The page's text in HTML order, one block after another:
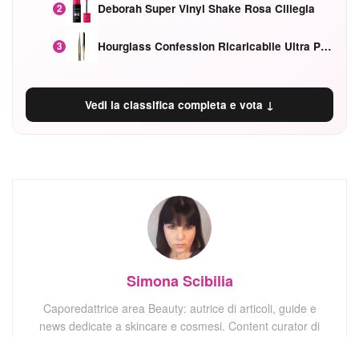
2 Deborah Super Vinyl Shake Rosa Ciliegia
3 Hourglass Confession Ricaricabile Ultra Preciso Ad Alta Intensità Secretly Classic Red
Vedi la classifica completa e vota ↓
Simona Scibilia
Caporedattrice area Beauty: autrice di articoli, guide e
news dedicate a skincare e cosmesi. Content curator di